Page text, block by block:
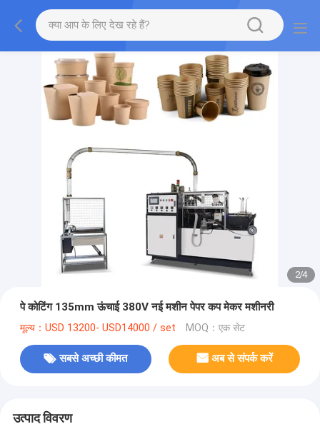
2/4
पे कोटिंग 135mm ऊंचाई 380V नई मशीन पेपर कप मेकर मशीनरी
मूल्य：USD 13200- USD14000 / set MOQ：एक सेट
सबसे अच्छी कीमत अब से संपर्क करें
उत्पाद विवरण